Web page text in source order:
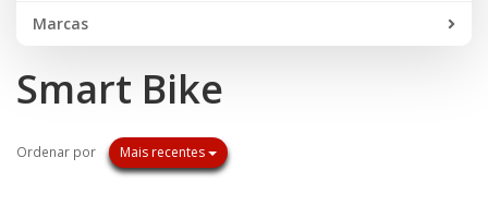
Marcas
Smart Bike
Ordenar por Mais recentes